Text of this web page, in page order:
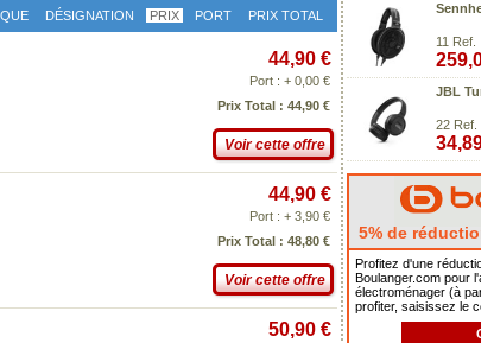
DÉSIGNATION PRIX PORT PRIX TOTAL
44,90 €
Port : + 0,00 €
Prix Total : 44,90 €
Voir cette offre
44,90 €
Port : + 3,90 €
Prix Total : 48,80 €
Voir cette offre
50,90 €
11 Ref.
JBL
22 Ref.
5% de
Profitez d'une
Boulanger.com pour
électroménager (à
profiter, saisissez le